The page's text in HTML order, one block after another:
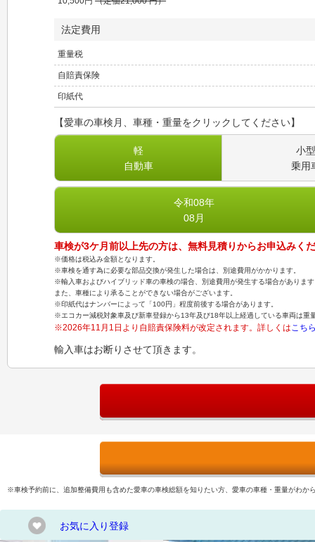
法定費用
重量税
自賠責保険
印紙代
【愛車の車検月、車種・重量をクリックしてください】
軽
自動車
小型
乗用
令和08年
08月
車検が3ケ月前以上先の方は、無料見積りからお申込みく
※価格は税込み金額となります。
※車検を通す為に必要な部品交換が発生した場合は、別途費用がかかります。
※輸入車およびハイブリッド車の車検の場合、別途費用が発生する場合がありま
また、車種により承ることができない場合がございます。
※印紙代はナンバーによって「100円」程度前後する場合があります。
※エコカー減税対象車及び新車登録から13年及び18年以上経過している車両は重
※2026年11月1日より自賠責保険料が改定されます。詳しくはこち
輸入車はお断りさせて頂きます。
※車検予約前に、追加整備費用も含めた愛車の車検総額を知りたい方、愛車の車種・重量がわ
お気に入り登録